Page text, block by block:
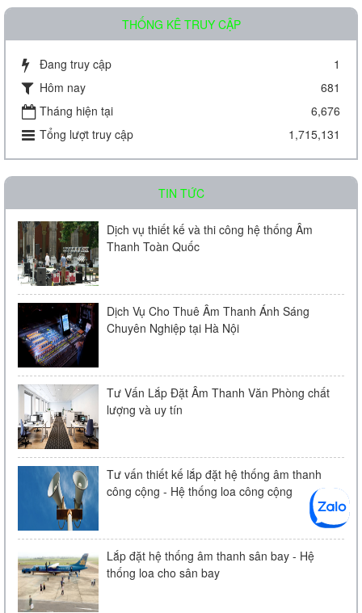
Amply chia 2 vùng KAC - J08D
Liên hệ
Amply chia 2 vùng KAC - J60D
Liên hệ
Loa âm trần KAC - 104 | Chính Hãng
Liên hệ
THỐNG KÊ TRUY CẬP
Đang truy cập
1
Hôm nay
681
Tháng hiện tại
6,676
Tổng lượt truy cập
1,715,131
TIN TỨC
Dịch vụ thiết kế và thi công hệ thống Âm
Thanh Toàn Quốc
Dịch Vụ Cho Thuê Âm Thanh Ánh Sáng
Chuyên Nghiệp tại Hà Nội
Tư Vấn Lắp Đặt Âm Thanh Văn Phòng chất
lượng và uy tín
Tư vấn thiết kế lắp đặt hệ thống âm thanh
công cộng - Hệ thống loa công cộng
Lắp đặt hệ thống âm thanh sân bay - Hệ
thống loa cho sân bay